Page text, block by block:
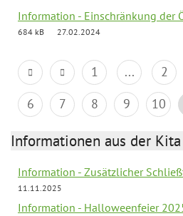
Information - Einschränkung der
684 kB
27.02.2024
1 ... 2
6
7 8 9 10
Informationen aus der
Information - Zusätzlicher
11.11.2025
Information - Halloweenfeier